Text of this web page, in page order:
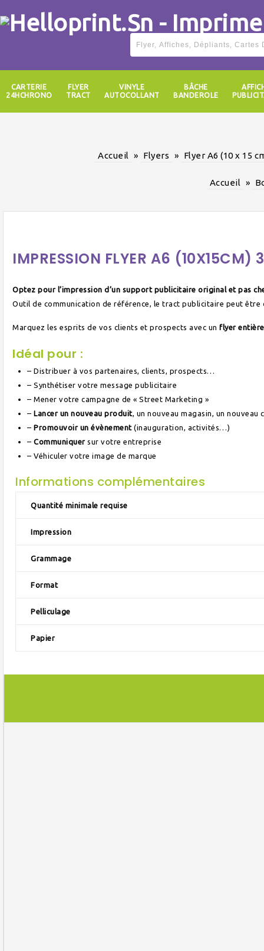
CARTERIE
24HCHRONO
FLYER
TRACT
VINYLE
AUTOCOLLANT
BÂCHE
BANDEROLE
Accueil » Flyers » Flyer A6 (10 x 15
Accueil »
IMPRESSION FLYER A6 (10X15CM)
Optez pour l’impression d’un support publicitaire original et pas
Outil de communication de référence, le tract publicitaire peut
Marquez les esprits de vos clients et prospects avec un flyer
Idéal pour :
– Distribuer à vos partenaires, clients, prospects…
– Synthétiser votre message publicitaire
– Mener votre campagne de « Street Marketing »
– Lancer un nouveau produit, un nouveau magasin, un
– Promouvoir un évènement(inauguration, activités…)
– Communiquersur votre entreprise
– Véhiculer votre image de marque
Informations complémentaires
Quantité minimale requise
Impression
Grammage
Format
Pelliculage
Papier